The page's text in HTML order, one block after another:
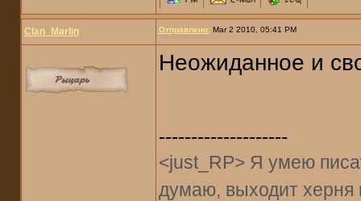
Clan_Marlin Отправлено:Mar 2 2010, 05:41 PM
Неожиданное и
--------------------
<just_RP> Я умею
думаю, выходит херня